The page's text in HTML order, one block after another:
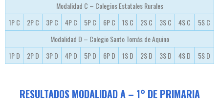
Modalidad C – Colegios Estatales Rurales
1P C
2P C 3P C 4P C 5P C 6P C 1S C 2S C 3S C 4S C
5S C
Modalidad D – Colegio Santo Tomás de Aquino
1P D
2P D 3P D 4P D 5P D 6P D 1S D 2S D 3S D 4S D 5S D
RESULTADOS MODALIDAD A – 1° DE PRIMARIA